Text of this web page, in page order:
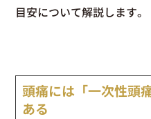
目安について解説します。
頭痛には「一次性頭
ある